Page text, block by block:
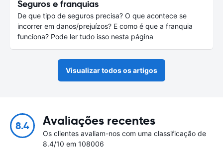
Seguros e franquias
De que tipo de seguros precisa? O que acontece se
incorrer em danos/prejuízos? E como é que a franquia
funciona? Pode ler tudo isso nesta página
Visualizar todos os artigos
8.4 Avaliações recentes
Os clientes avaliam-nos com uma classificação de
8.4/10 em 108006